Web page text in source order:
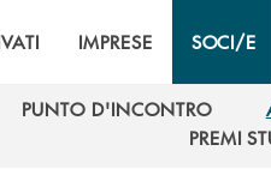
IMPRESE SOCI/E
PUNTO D'INCONTRO
PUNTO D'INCONTROPREMI